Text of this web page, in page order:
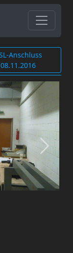
Anschluss
08.11.2016